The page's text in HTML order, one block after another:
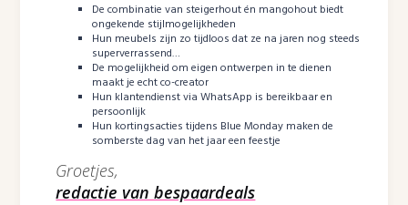
De combinatie van steigerhout én mangohout biedt
ongekende stijlmogelijkheden
Hun meubels zijn zo tijdloos dat ze na jaren nog steeds
superverrassend…
De mogelijkheid om eigen ontwerpen in te dienen
maakt je echt co-creator
Hun klantendienst via WhatsApp is bereikbaar en
persoonlijk
Hun kortingsacties tijdens Blue Monday maken de
somberste dag van het jaar een feestje
Groetjes,
redactie van bespaardeals